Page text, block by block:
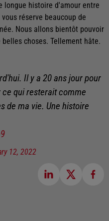
longue histoire d'amour entre
réserve beaucoup de
Nous allons bientôt pouvoir
choses. Tellement hâte.
Il y a 20 ans jour pour
qui resterait comme
de ma vie. Une histoire
12, 2022